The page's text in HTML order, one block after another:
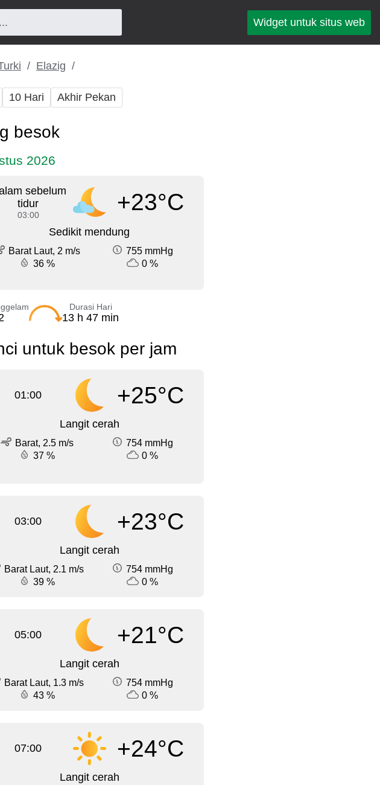
Widget untuk situs web
Elazig
10 Hari Akhir Pekan
besok
2026
sebelum
tidur
03:00 +23°C
Sedikit mendung
Barat Laut, 2 m/s
755 mmHg
36 %
0 %
Durasi Hari
13 h 47 min
untuk besok per jam
01:00 +25°C
Langit cerah
Barat, 2.5 m/s
754 mmHg
37 %
0 %
03:00 +23°C
Langit cerah
Barat Laut, 2.1 m/s
754 mmHg
39 %
0 %
05:00 +21°C
Langit cerah
Barat Laut, 1.3 m/s
754 mmHg
43 %
0 %
07:00 +24°C
Langit cerah